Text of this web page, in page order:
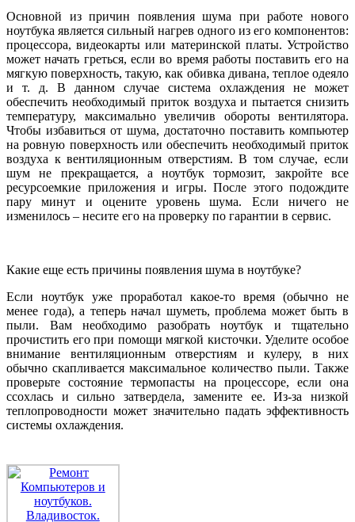
Основной из причин появления шума при работе нового
ноутбука является сильный нагрев одного из его компонентов:
процессора, видеокарты или материнской платы. Устройство
может начать греться, если во время работы поставить его на
мягкую поверхность, такую, как обивка дивана, теплое одеяло
и т. д. В данном случае система охлаждения не может
обеспечить необходимый приток воздуха и пытается снизить
температуру, максимально увеличив обороты вентилятора.
Чтобы избавиться от шума, достаточно поставить компьютер
на ровную поверхность или обеспечить необходимый приток
воздуха к вентиляционным отверстиям. В том случае, если
шум не прекращается, а ноутбук тормозит, закройте все
ресурсоемкие приложения и игры. После этого подождите
пару минут и оцените уровень шума. Если ничего не
изменилось – несите его на проверку по гарантии в сервис.
Какие еще есть причины появления шума в ноутбуке?
Если ноутбук уже проработал какое-то время (обычно не
менее года), а теперь начал шуметь, проблема может быть в
пыли. Вам необходимо разобрать ноутбук и тщательно
прочистить его при помощи мягкой кисточки. Уделите особое
внимание вентиляционным отверстиям и кулеру, в них
обычно скапливается максимальное количество пыли. Также
проверьте состояние термопасты на процессоре, если она
ссохлась и сильно затвердела, замените ее. Из-за низкой
теплопроводности может значительно падать эффективность
системы охлаждения.